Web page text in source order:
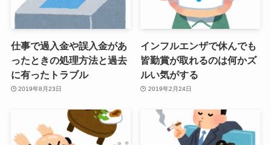
仕事で過入金や誤入金があ
ったときの処理方法と過去
に有ったトラブル
2019年8月23日
インフルエンザで休んでも
皆勤賞が取れるのは何かズ
ルい気がする
2019年2月24日